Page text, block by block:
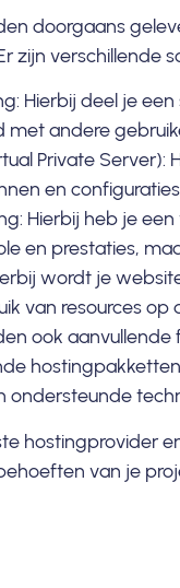
doorgaans
zijn verschillende
Hierbij deel je
andere
Private
en
Hierbij heb je
en prestaties,
wordt je
van resources
ook
hostingprovider
van je